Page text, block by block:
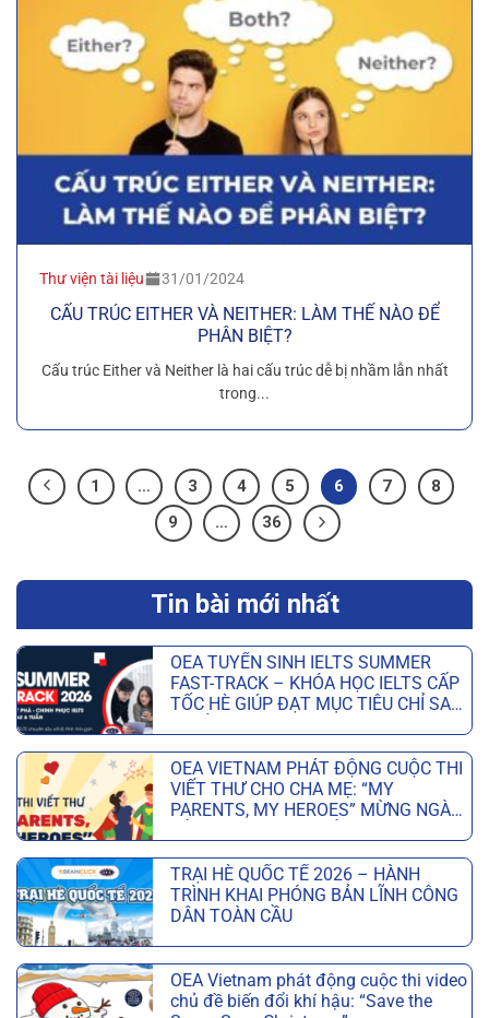
Thư viện tài liệu 31/01/2024
CẤU TRÚC EITHER VÀ NEITHER: LÀM THẾ NÀO ĐỂ
PHÂN BIỆT?
Cấu trúc Either và Neither là hai cấu trúc dễ bị nhầm lẫn nhất
trong...
1 … 3 4 5 6 7
8
9
… 36
Tin bài mới nhất
OEA TUYỂN SINH IELTS SUMMER
FAST-TRACK – KHÓA HỌC IELTS CẤP
TỐC HÈ GIÚP ĐẠT MỤC TIÊU CHỈ SAU
Không
có
bình
luận
ở
TUYỂN
SINH
IELTS
SUMMER
–
KHÓA
OEA VIETNAM PHÁT ĐỘNG CUỘC THI
VIẾT THƯ CHO CHA MẸ: “MY
PARENTS, MY HEROES” MỪNG NGÀY
Không
có
bình
luận
ở
VIETNAM
PHÁT
ĐỘNG
TRẠI HÈ QUỐC TẾ 2026 – HÀNH
TRÌNH KHAI PHÓNG BẢN LĨNH CÔNG
DÂN TOÀN CẦU
Không
có
bình
luận
OEA Vietnam phát động cuộc thi video
chủ đề biến đổi khí hậu: “Save the